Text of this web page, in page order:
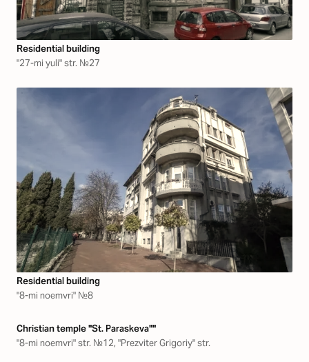
Residential building
"27-mi yuli" str. №27
Residential building
"8-mi noemvri" №8
Christian temple "St. Paraskeva""
"8-mi noemvri" str. №12, "Prezviter Grigoriy" str.